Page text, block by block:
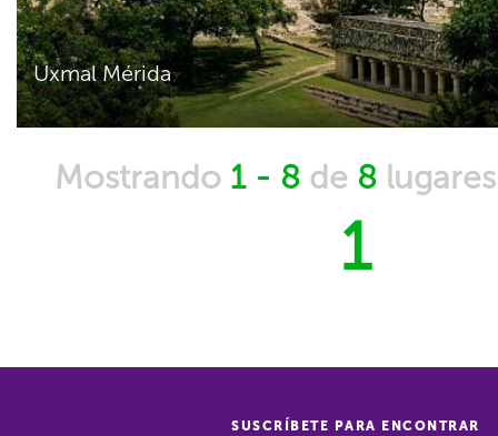
Uxmal Mérida
Mostrando 1 - 8de 8
1
SUSCRÍBETE PARA ENCONTRAR